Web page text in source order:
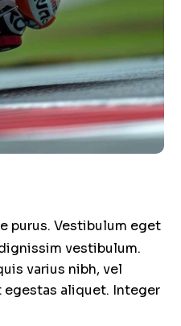
purus. Vestibulum eget
vestibulum.
varius nibh, vel
egestas aliquet. Integer